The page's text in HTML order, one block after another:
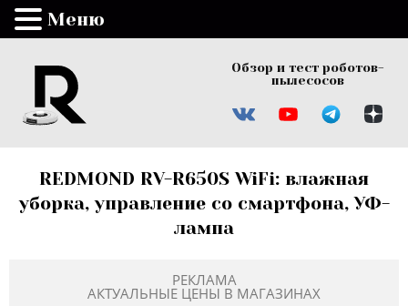
Обзор и тест роботов-
пылесосов
REDMOND RV-R650S WiFi: влажная
уборка, управление со смартфона, УФ-
лампа
РЕКЛАМА
АКТУАЛЬНЫЕ ЦЕНЫ В МАГАЗИНАХ
Меню